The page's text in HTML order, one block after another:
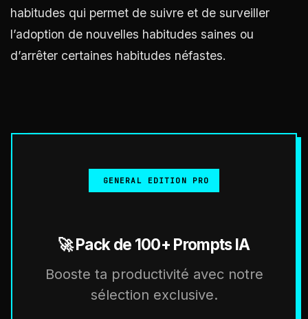
habitudes qui permet de suivre et de surveiller
l’adoption de nouvelles habitudes saines ou
d’arrêter certaines habitudes néfastes.
GENERAL EDITION PRO
🚀 Pack de 100+ Prompts IA
Booste ta productivité avec notre
sélection exclusive.